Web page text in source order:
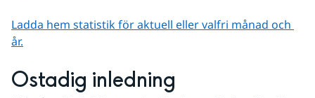
Ladda hem statistik för aktuell eller valfri månad och
år.
Ostadig inledning